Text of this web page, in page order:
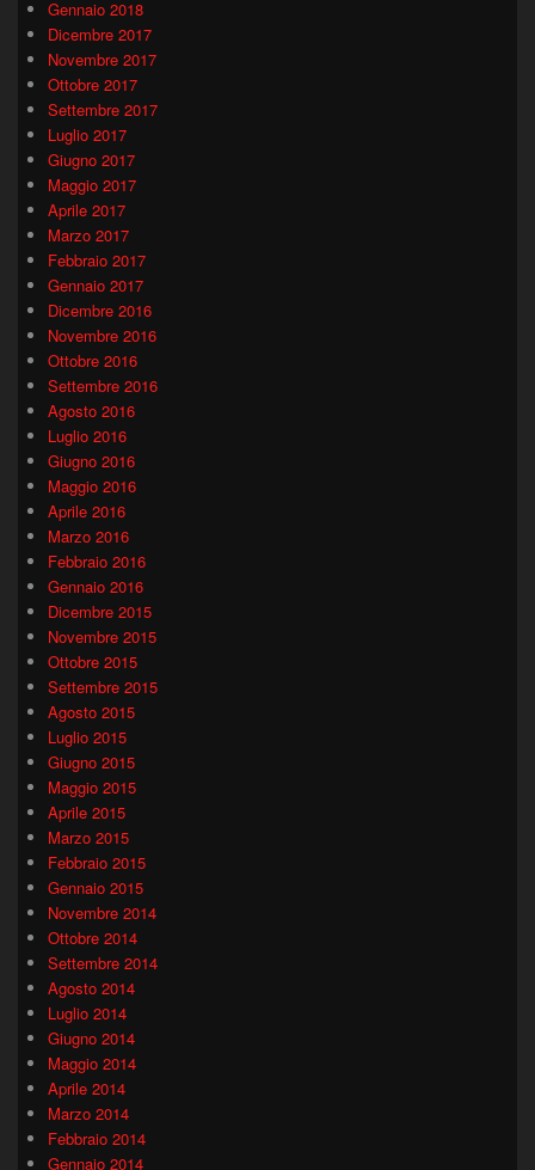
Gennaio 2018
Dicembre 2017
Novembre 2017
Ottobre 2017
Settembre 2017
Luglio 2017
Giugno 2017
Maggio 2017
Aprile 2017
Marzo 2017
Febbraio 2017
Gennaio 2017
Dicembre 2016
Novembre 2016
Ottobre 2016
Settembre 2016
Agosto 2016
Luglio 2016
Giugno 2016
Maggio 2016
Aprile 2016
Marzo 2016
Febbraio 2016
Gennaio 2016
Dicembre 2015
Novembre 2015
Ottobre 2015
Settembre 2015
Agosto 2015
Luglio 2015
Giugno 2015
Maggio 2015
Aprile 2015
Marzo 2015
Febbraio 2015
Gennaio 2015
Novembre 2014
Ottobre 2014
Settembre 2014
Agosto 2014
Luglio 2014
Giugno 2014
Maggio 2014
Aprile 2014
Marzo 2014
Febbraio 2014
Gennaio 2014